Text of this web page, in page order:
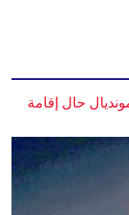
حال إقامة